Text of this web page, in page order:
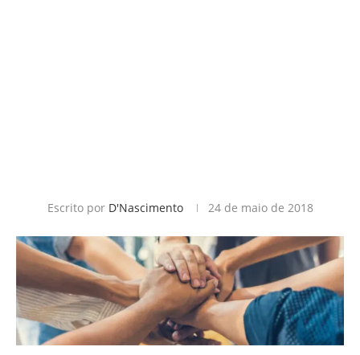
Escrito por D'Nascimento 24 de maio de 2018